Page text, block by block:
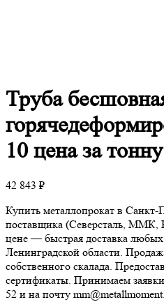
Труба
10 цена за
42 843 ₽
Купить металлопрокат в Санкт-
поставщика (Северсталь,
цене — быстрая доставка
Ленинградской области.
собственного скалада.
сертификаты. Принимаем
52 и на почту